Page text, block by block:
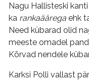
Nagu Hallisteski
ka rankaäärega ehk
Need kübarad olid
meeste omadel
Kõrvad nendele
Karksi Polli vallast